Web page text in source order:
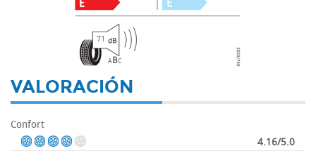
71
ABC
VALORACIÓN
Confort
4.16/5.0